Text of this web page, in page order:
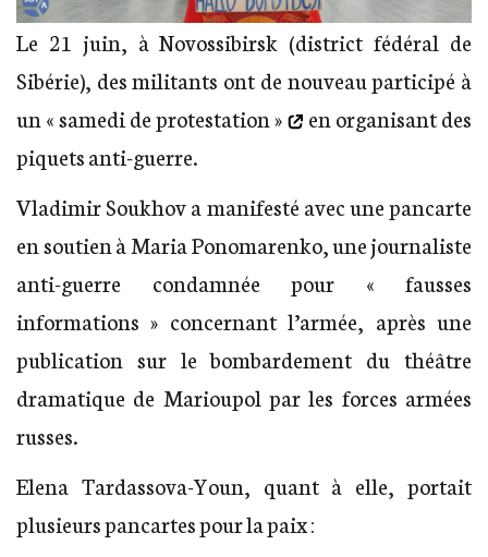
Le 21 juin, à Novossibirsk (district fédéral de
Sibérie), des militants ont de nouveau participé à
un « samedi de protestation »
en organisant des
piquets anti-guerre.
Vladimir Soukhov a manifesté avec une pancarte
en soutien à Maria Ponomarenko, une journaliste
anti-guerre condamnée pour « fausses
informations » concernant l’armée, après une
publication sur le bombardement du théâtre
dramatique de Marioupol par les forces armées
russes.
Elena Tardassova-Youn, quant à elle, portait
plusieurs pancartes pour la paix :